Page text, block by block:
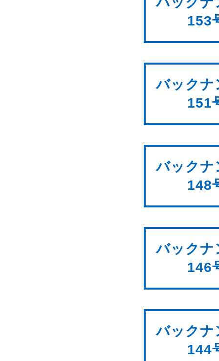
153
バックナ
151
バックナ
148
バックナ
146
バックナ
144